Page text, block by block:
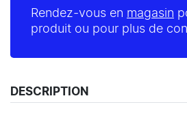
Rendez-vous en magasin
produit ou pour plus de
DESCRIPTION